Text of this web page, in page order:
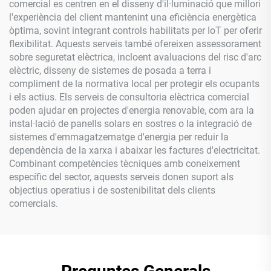
comercial es centren en el disseny d'il·luminació que millori
l'experiència del client mantenint una eficiència energètica
òptima, sovint integrant controls habilitats per IoT per oferir
flexibilitat. Aquests serveis també ofereixen assessorament
sobre seguretat elèctrica, incloent avaluacions del risc d'arc
elèctric, disseny de sistemes de posada a terra i
compliment de la normativa local per protegir els ocupants
i els actius. Els serveis de consultoria elèctrica comercial
poden ajudar en projectes d'energia renovable, com ara la
instal·lació de panells solars en sostres o la integració de
sistemes d'emmagatzematge d'energia per reduir la
dependència de la xarxa i abaixar les factures d'electricitat.
Combinant competències tècniques amb coneixement
específic del sector, aquests serveis donen suport als
objectius operatius i de sostenibilitat dels clients
comercials.